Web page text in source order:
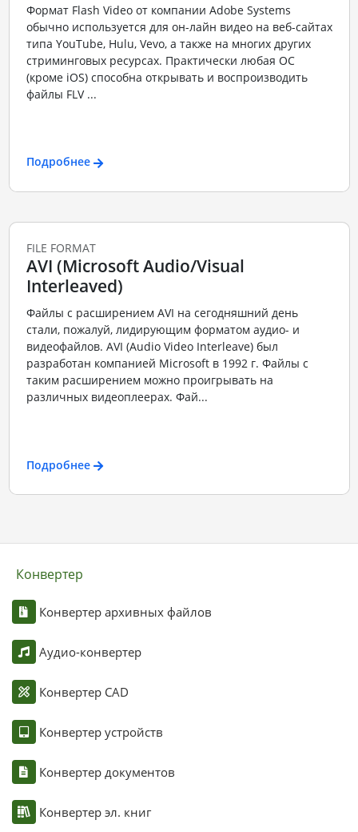
Формат Flash Video от компании Adobe Systems
обычно используется для он-лайн видео на веб-сайтах
типа YouTube, Hulu, Vevo, а также на многих других
стриминговых ресурсах. Практически любая ОС
(кроме iOS) способна открывать и воспроизводить
файлы FLV ...
Подробнее
FILE FORMAT
AVI (Microsoft Audio/Visual
Interleaved)
Файлы с расширением AVI на сегодняшний день
стали, пожалуй, лидирующим форматом аудио- и
видеофайлов. AVI (Audio Video Interleave) был
разработан компанией Microsoft в 1992 г. Файлы с
таким расширением можно проигрывать на
различных видеоплеерах. Фай...
Подробнее
Конвертер
Конвертер архивных файлов
Аудио-конвертер
Конвертер CAD
Конвертер устройств
Конвертер документов
Конвертер эл. книг